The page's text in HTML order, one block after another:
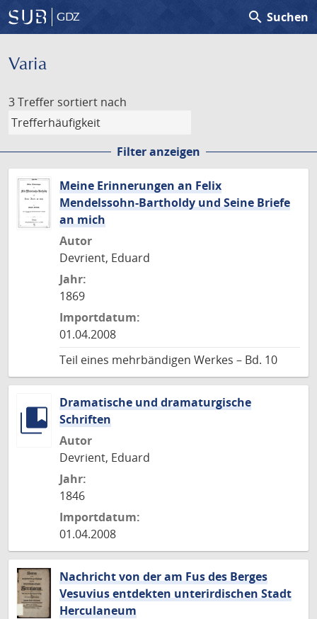
GDZ search Suchen
Varia
3 Treffer sortiert nach
Filter anzeigen
Meine Erinnerungen an Felix
Mendelssohn-Bartholdy und Seine Briefe
an mich
Autor
Devrient, Eduard
Jahr:
1869
Importdatum:
01.04.2008
Teil eines mehrbändigen Werkes – Bd. 10
Dramatische und dramaturgische
Schriften
Autor
Devrient, Eduard
Jahr:
1846
Importdatum:
01.04.2008
Nachricht von der am Fus des Berges
Vesuvius entdekten unterirdischen Stadt
Herculaneum